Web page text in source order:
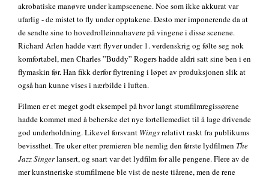
akrobatiske manøvre under kampscenene. Noe som ikke akkurat var
ufarlig - de mistet to fly under opptakene. Desto mer imponerende da at
de sendte sine to hovedrolleinnahavere på vingene i disse scenene.
Richard Arlen hadde vært flyver under 1. verdenskrig og følte seg nok
komfortabel, men Charles ”Buddy” Rogers hadde aldri satt sine ben i en
flymaskin før. Han fikk derfor flytrening i løpet av produksjonen slik at
også han kunne vises i nærbilde i luften.
Filmen er et meget godt eksempel på hvor langt stumfilmregissørene
hadde kommet med å beherske det nye fortellemediet til å lage drivende
god underholdning. Likevel forsvant Wingsrelativt raskt fra publikums
bevissthet. Tre uker etter premieren ble nemlig den første lydfilmen The
Jazz Singerlansert, og snart var det lydfilm for alle pengene. Flere av de
mer kunstneriske stumfilmene ble vist de neste tiårene, men de rene